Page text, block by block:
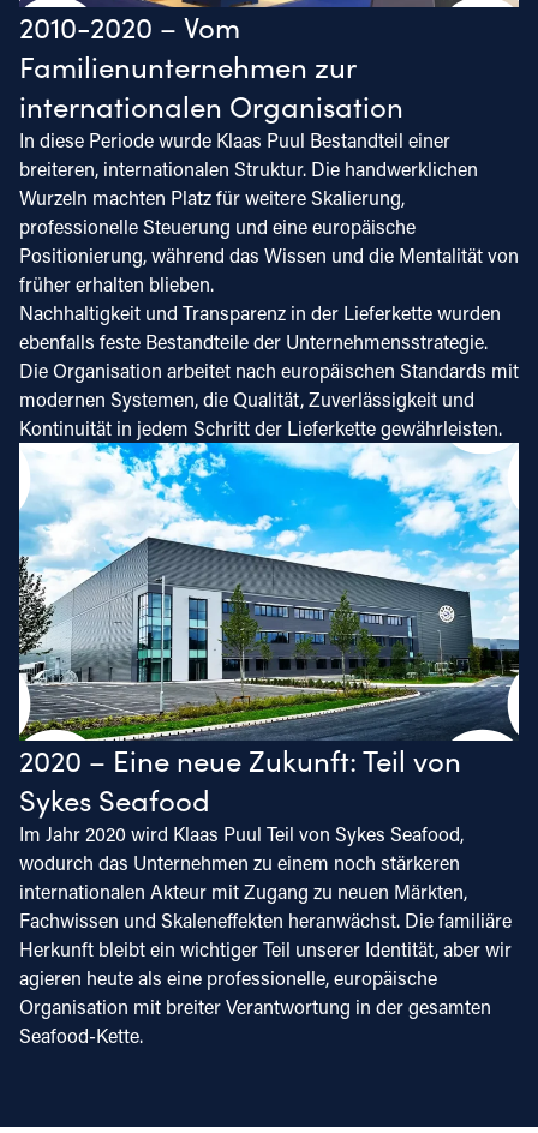
2010-2020 – Vom
Familienunternehmen zur
internationalen Organisation
In diese Periode wurde Klaas Puul Bestandteil einer
breiteren, internationalen Struktur. Die handwerklichen
Wurzeln machten Platz für weitere Skalierung,
professionelle Steuerung und eine europäische
Positionierung, während das Wissen und die Mentalität von
früher erhalten blieben.
Nachhaltigkeit und Transparenz in der Lieferkette wurden
ebenfalls feste Bestandteile der Unternehmensstrategie.
Die Organisation arbeitet nach europäischen Standards mit
modernen Systemen, die Qualität, Zuverlässigkeit und
Kontinuität in jedem Schritt der Lieferkette gewährleisten.
2020 – Eine neue Zukunft: Teil von
Sykes Seafood
Im Jahr 2020 wird Klaas Puul Teil von Sykes Seafood,
wodurch das Unternehmen zu einem noch stärkeren
internationalen Akteur mit Zugang zu neuen Märkten,
Fachwissen und Skaleneffekten heranwächst. Die familiäre
Herkunft bleibt ein wichtiger Teil unserer Identität, aber wir
agieren heute als eine professionelle, europäische
Organisation mit breiter Verantwortung in der gesamten
Seafood-Kette.